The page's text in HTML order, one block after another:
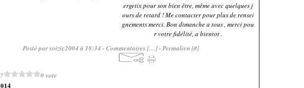
ergetix pour son bien être, même avec quelques j
ours de retard ! Me contacter pour plus de rensei
gnements merci. Bon dimanche a tous , merci pou
r votre fidélité, a bientot .
Posté par soizic2004 à 18:34 -Commentaires […]- Permalien [#]
0 vote